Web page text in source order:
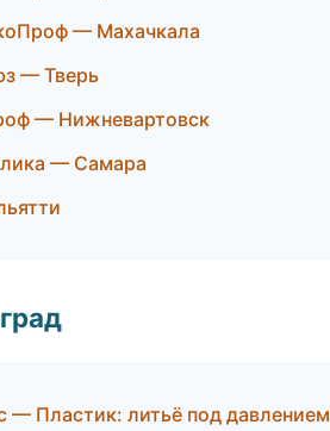
— Махачкала
— Тверь
— Нижневартовск
— Самара
— Пластик: литьё под давлением